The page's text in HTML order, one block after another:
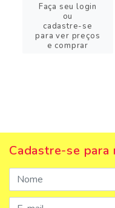
Faça seu login
ou
cadastre-se
para ver preços
e comprar
Cadastre-se